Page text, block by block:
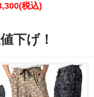
【10月下旬発送予定】
税込)
下げ！